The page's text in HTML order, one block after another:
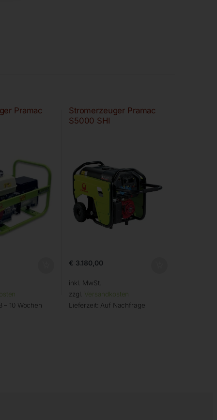
Pramac
– 10 Wochen
Stromerzeuger Pramac
S5000 SHI
€ 3.180,00
inkl. MwSt.
zzgl. Versandkosten
Lieferzeit: Auf Nachfrage